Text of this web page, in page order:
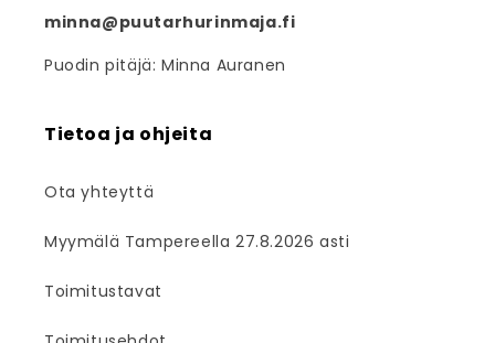
minna@puutarhurinmaja.fi
Puodin pitäjä: Minna Auranen
Tietoa ja ohjeita
Ota yhteyttä
Myymälä Tampereella 27.8.2026 asti
Toimitustavat